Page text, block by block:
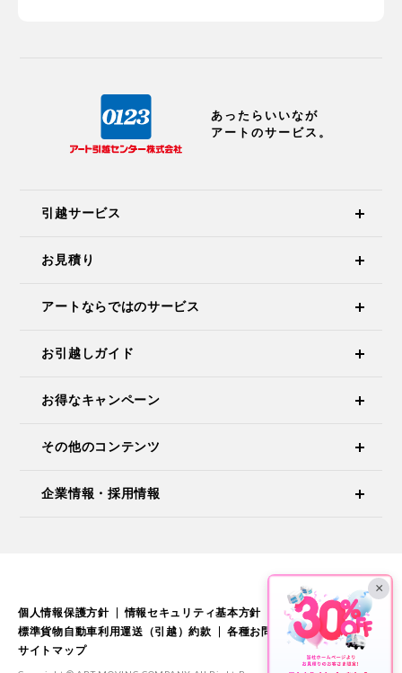
×
あったらいいなが
アートのサービス。
引越サービス
お見積り
アートならではのサービス
お引越しガイド
お得なキャンペーン
その他のコンテンツ
企業情報・採用情報
個人情報保護方針 情報セキュリティ基本方針
標準引越運送約款
標準貨物自動車利用運送（引越）約款
各種お問い合わせ
サイトマップ